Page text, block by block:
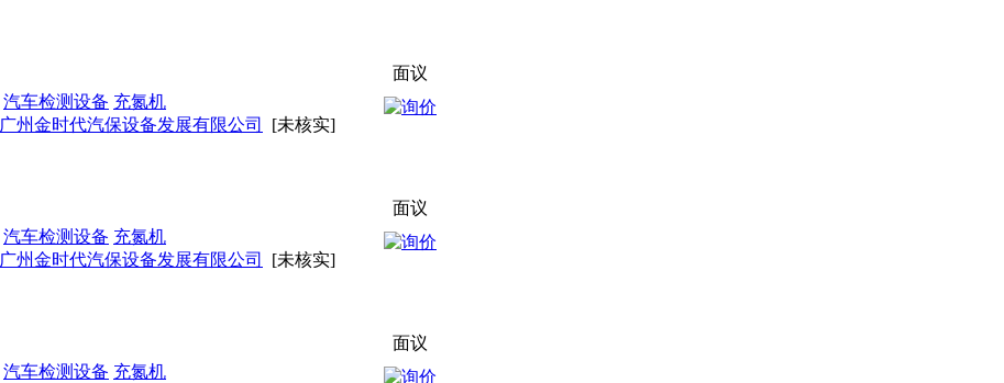
汽车检测设备 充氮机
广州金时代汽保设备发展有限公司 [未核实]
面议
汽车检测设备 充氮机
广州金时代汽保设备发展有限公司 [未核实]
面议
汽车检测设备 充氮机
面议